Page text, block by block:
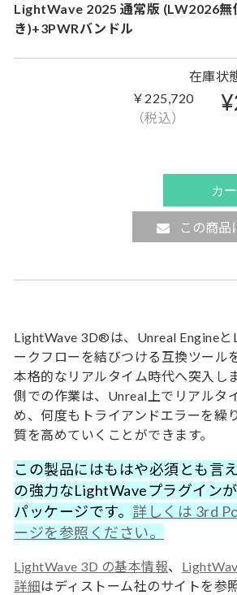
LightWave 2025 通常版 (LW2026無
き)+3PWRバンドル
在庫状
￥225,720
（税込）
この商品
LightWave 3D®は、Unreal Engineと
ークフローを結びつける互換ツール
本格的なリアルタイム時代へ突入し
側での作業は、Unreal上でリアルタ
め、何度もトライアンドエラーを繰
質を高めていくことができます。
この製品にはもはや必須とも言
の強力なLightWaveプラグイン
パッケージです。 詳しくは 3rd
ージを参照ください。
LightWave 3D の基本情報、
詳細はディストーム社のサイトを参